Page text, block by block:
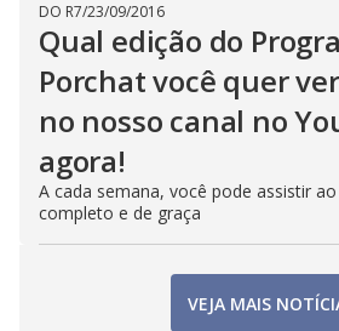
DO R7/23/09/2016
Qual edição do
Porchat você quer
no nosso canal no
agora!
A cada semana, você pode assistir
completo e de graça
VEJA MAIS